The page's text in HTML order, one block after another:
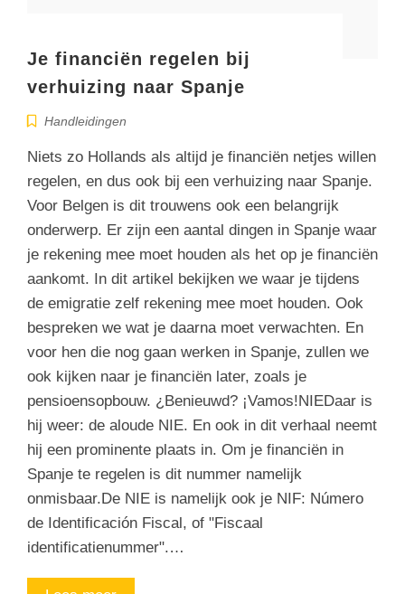
Je financiën regelen bij
verhuizing naar Spanje
Handleidingen
Niets zo Hollands als altijd je financiën netjes willen
regelen, en dus ook bij een verhuizing naar Spanje.
Voor Belgen is dit trouwens ook een belangrijk
onderwerp. Er zijn een aantal dingen in Spanje waar
je rekening mee moet houden als het op je financiën
aankomt. In dit artikel bekijken we waar je tijdens
de emigratie zelf rekening mee moet houden. Ook
bespreken we wat je daarna moet verwachten. En
voor hen die nog gaan werken in Spanje, zullen we
ook kijken naar je financiën later, zoals je
pensioensopbouw. ¿Benieuwd? ¡Vamos!NIEDaar is
hij weer: de aloude NIE. En ook in dit verhaal neemt
hij een prominente plaats in. Om je financiën in
Spanje te regelen is dit nummer namelijk
onmisbaar.De NIE is namelijk ook je NIF: Número
de Identificación Fiscal, of "Fiscaal
identificatienummer".…